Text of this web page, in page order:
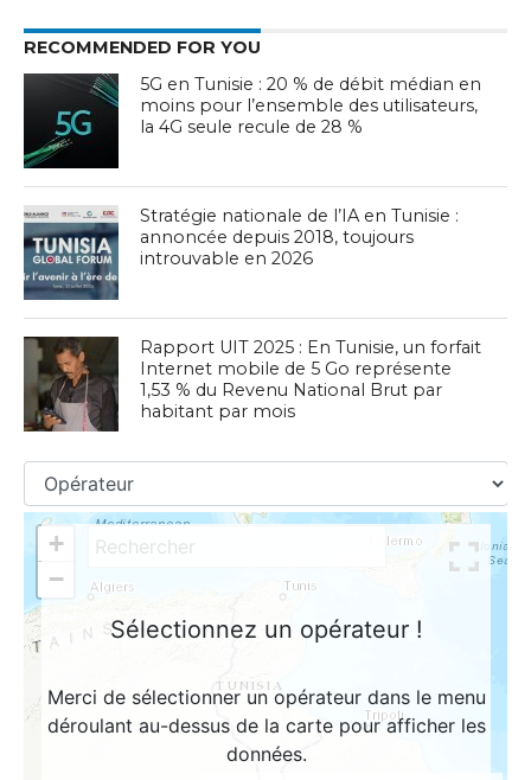
RECOMMENDED FOR YOU
5G en Tunisie : 20 % de débit médian en
moins pour l’ensemble des utilisateurs,
la 4G seule recule de 28 %
Stratégie nationale de l’IA en Tunisie :
annoncée depuis 2018, toujours
introuvable en 2026
Rapport UIT 2025 : En Tunisie, un forfait
Internet mobile de 5 Go représente
1,53 % du Revenu National Brut par
habitant par mois